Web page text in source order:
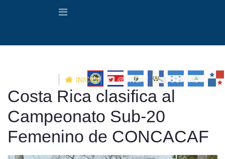
INICIO @UNCAF CONTACTO
Costa Rica clasifica al
Campeonato Sub-20
Femenino de CONCACAF